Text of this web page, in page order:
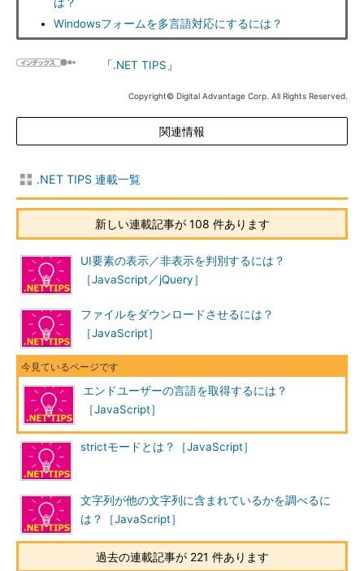
Windowsフォームを多言語対応にするには？
「.NET TIPS 」
Copyright© Digital Advantage Corp. All Rights Reserved.
関連情報
.NET TIPS 連載一覧
新しい連載記事が 108 件あります
UI要素の表示／非表示を判別するには？
［JavaScript／jQuery］
ファイルをダウンロードさせるには？
［JavaScript］
エンドユーザーの言語を取得するには？
［JavaScript］
strictモードとは？［JavaScript］
文字列が他の文字列に含まれているかを調べるに
は？［JavaScript］
過去の連載記事が 221 件あります